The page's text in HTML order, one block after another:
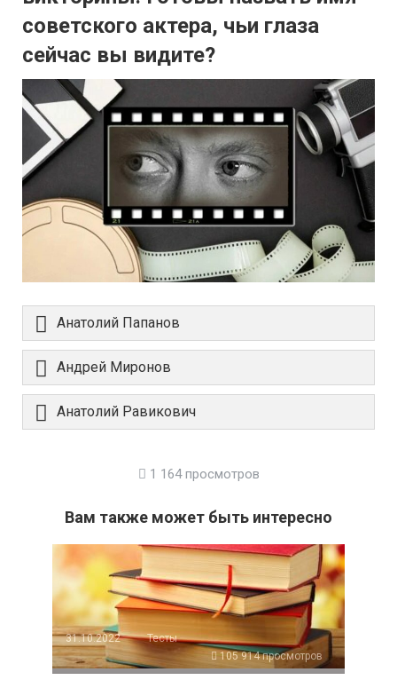
советского актера, чьи глаза
сейчас вы видите?
Анатолий Папанов
Андрей Миронов
Анатолий Равикович
1 164 просмотров
Вам также может быть интересно
31.10.2022
Тесты
105 914 просмотров